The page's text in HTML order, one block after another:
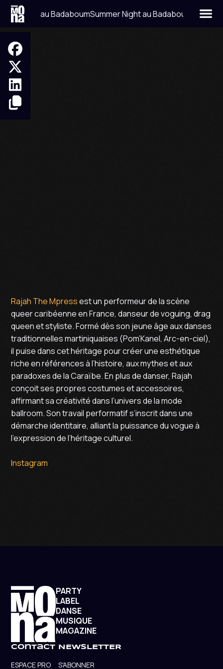
Night au BadaboumSummer Night au Badaboum
Rajah The Mpressest un performeur de la scène
queer caribéenne en France, danseur de voguing, drag
queen et styliste. Formé dès son jeune âge aux danses
traditionnelles martiniquaises (Pom’Kanel, Arc-en-ciel),
il puise dans cet héritage pour créer une esthétique
riche en références à l’histoire, aux mythes et aux
paradoxes de la Caraïbe. En plus de danser, Rajah
conçoit ses propres costumes et accessoires,
affirmant sa créativité dans l’univers de la mode
ballroom. Son travail performatif s’inscrit dans une
démarche identitaire, alliant la puissance du vogue à
l’expression de l’héritage culturel.
Instagram
PARTY
LABEL
DANSE
MUSIQUE
MAGAZINE
contact
ESPACE PRO
NEWSLETTER
S'ABONNER